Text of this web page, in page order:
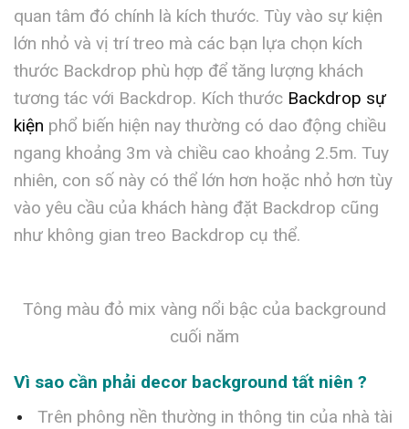
quan tâm đó chính là kích thước. Tùy vào sự kiện
lớn nhỏ và vị trí treo mà các bạn lựa chọn kích
thước Backdrop phù hợp để tăng lượng khách
tương tác với Backdrop. Kích thước Backdrop sự
kiện phổ biến hiện nay thường có dao động chiều
ngang khoảng 3m và chiều cao khoảng 2.5m. Tuy
nhiên, con số này có thể lớn hơn hoặc nhỏ hơn tùy
vào yêu cầu của khách hàng đặt Backdrop cũng
như không gian treo Backdrop cụ thể.
Tông màu đỏ mix vàng nổi bậc của background
cuối năm
Vì sao cần phải decor background tất niên ?
Trên phông nền thường in thông tin của nhà tài